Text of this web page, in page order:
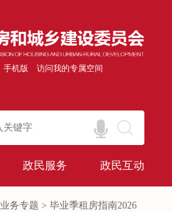
手机版 访问我的专属空间
政民服务 政民互动
业务专题 >毕业季租房指南2026